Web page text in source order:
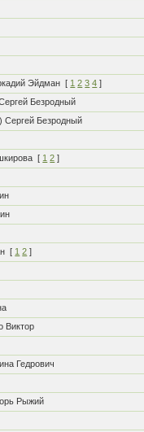
Эйдман [ 1 2 3 4 ]
Безродный
Сергей Безродный
[ 1 2 ]
[ 1 2 ]
Виктор
Гедрович
Рыжий